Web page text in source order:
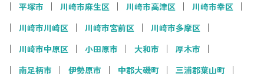
平塚市
川崎市麻生区 川崎市高津区
川崎市幸区
川崎市川崎区
川崎市宮前区
川崎市多摩区
川崎市中原区
小田原市 大和市
厚木市
南足柄市
伊勢原市 中郡大磯町
三浦郡葉山町